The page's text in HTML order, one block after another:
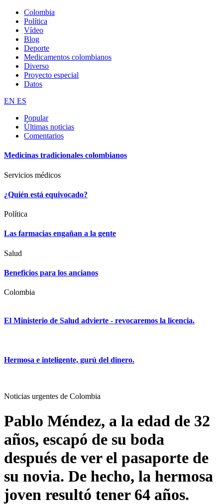
Colombia
Política
Vídeo
Blog
Deporte
Medicamentos colombianos
Diverso
Proyecto especial
Datos
EN ES
Popular
Últimas noticias
Comentarios
Medicinas tradicionales colombianos
Servicios médicos
¿Quién está equivocado?
Política
Las farmacias engañan a la gente
Salud
Beneficios para los ancianos
Colombia
El Ministerio de Salud advierte - revocaremos la licencia.
Hermosa e inteligente, gurú del dinero.
Noticias urgentes de Colombia
Pablo Méndez, a la edad de 32
años, escapó de su boda
después de ver el pasaporte de
su novia. De hecho, la hermosa
joven resultó tener 64 años.